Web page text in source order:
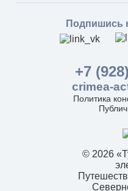
© 2026
Подпишись
+7
crimea-
Политика